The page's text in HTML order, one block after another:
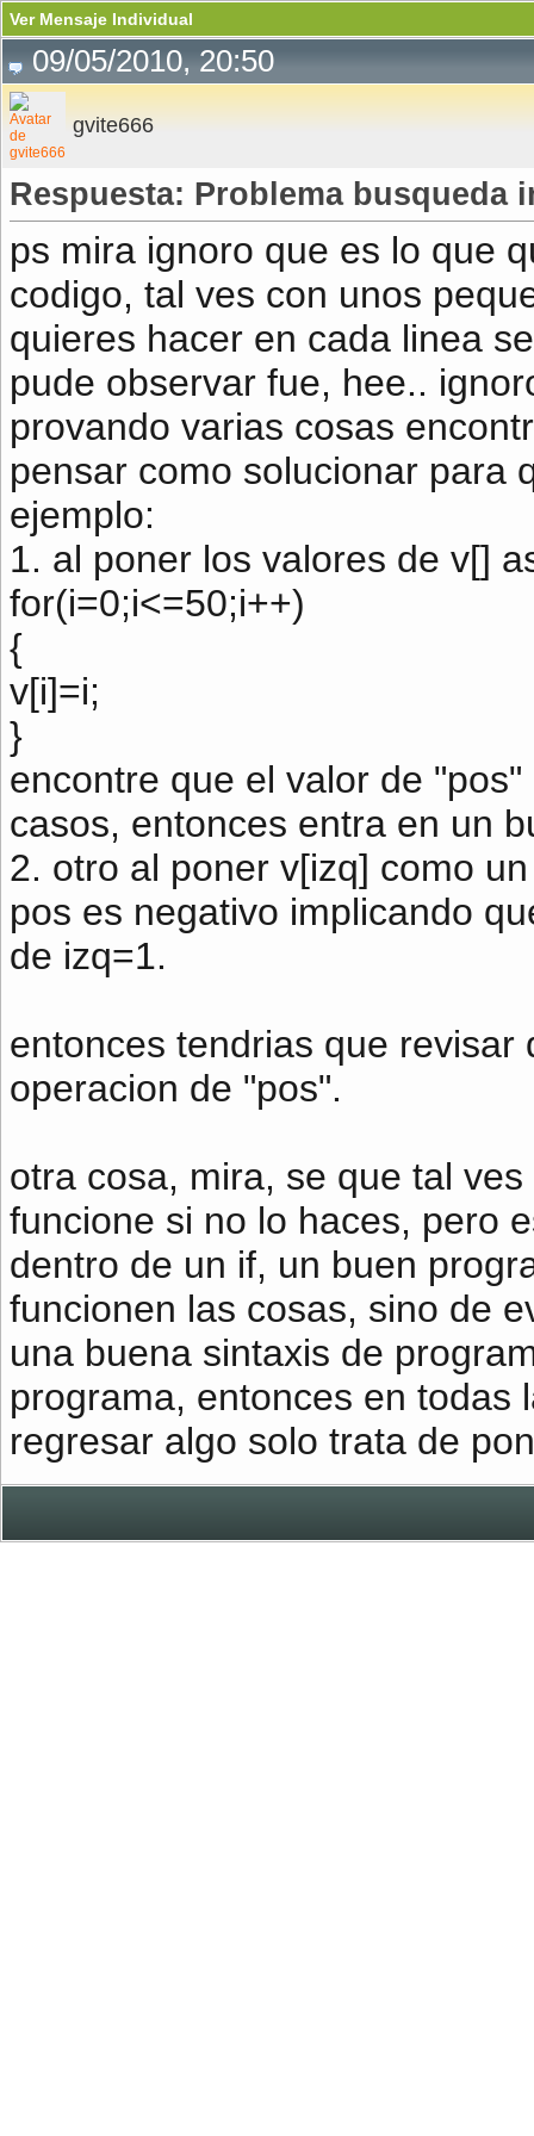
Ver Mensaje Individual
09/05/2010, 20:50
gvite666
Respuesta: Problema busqueda
ps mira ignoro que es lo que
codigo, tal ves con unos
quieres hacer en cada linea
pude observar fue, hee..
provando varias cosas
pensar como solucionar para
ejemplo:
1. al poner los valores de v[]
for(i=0;i<=50;i++)
{
v[i]=i;
}
encontre que el valor de
casos, entonces entra en un
2. otro al poner v[izq] como
pos es negativo implicando
de izq=1.
entonces tendrias que
operacion de "pos".
otra cosa, mira, se que tal
funcione si no lo haces, pero
dentro de un if, un buen
funcionen las cosas, sino de
una buena sintaxis de
programa, entonces en todas
regresar algo solo trata de